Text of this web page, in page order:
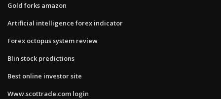
Gold forks amazon
Artificial intelligence forex indicator
Forex octopus system review
Blin stock predictions
Best online investor site
Www.scottrade.com login